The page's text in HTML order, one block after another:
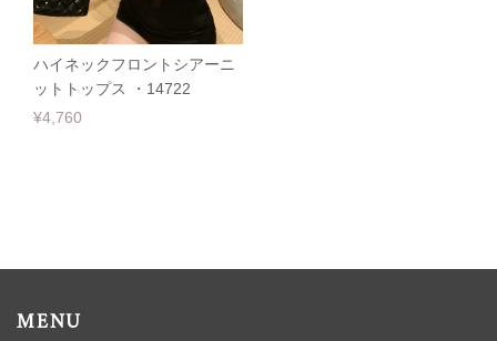
ハイネックフロントシアーニ
ットトップス ・14722
¥4,760
MENU